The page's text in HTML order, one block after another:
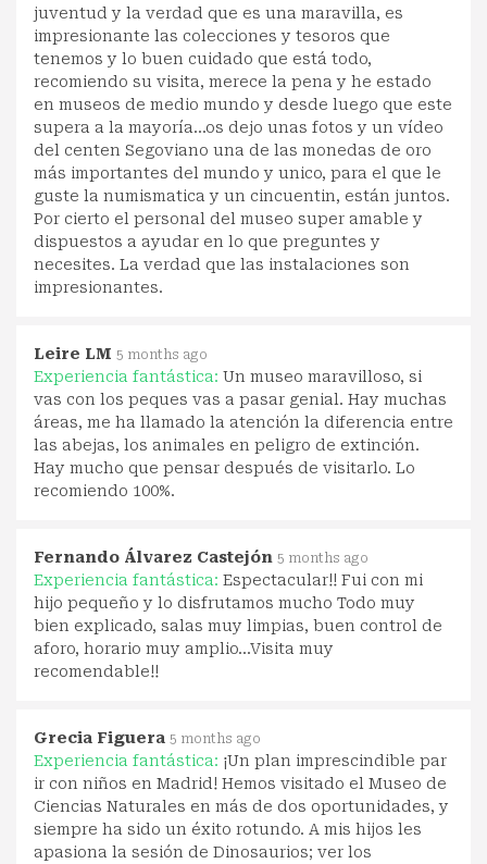
juventud y la verdad que es una maravilla, es
impresionante las colecciones y tesoros que
tenemos y lo buen cuidado que está todo,
recomiendo su visita, merece la pena y he estado
en museos de medio mundo y desde luego que este
supera a la mayoría...os dejo unas fotos y un vídeo
del centen Segoviano una de las monedas de oro
más importantes del mundo y unico, para el que le
guste la numismatica y un cincuentin, están juntos.
Por cierto el personal del museo super amable y
dispuestos a ayudar en lo que preguntes y
necesites. La verdad que las instalaciones son
impresionantes.
Leire LM 5 months ago
Experiencia fantástica: Un museo maravilloso, si
vas con los peques vas a pasar genial. Hay muchas
áreas, me ha llamado la atención la diferencia entre
las abejas, los animales en peligro de extinción.
Hay mucho que pensar después de visitarlo. Lo
recomiendo 100%.
Fernando Álvarez Castejón 5 months ago
Experiencia fantástica: Espectacular!! Fui con mi
hijo pequeño y lo disfrutamos mucho Todo muy
bien explicado, salas muy limpias, buen control de
aforo, horario muy amplio...Visita muy
recomendable!!
Grecia Figuera 5 months ago
Experiencia fantástica: ¡Un plan imprescindible par
ir con niños en Madrid! Hemos visitado el Museo de
Ciencias Naturales en más de dos oportunidades, y
siempre ha sido un éxito rotundo. A mis hijos les
apasiona la sesión de Dinosaurios; ver los